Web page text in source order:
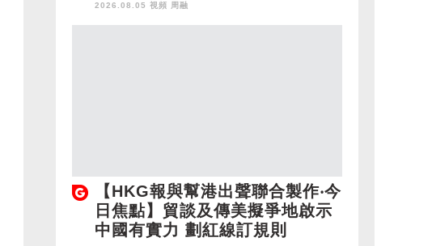
2026.08.05 視頻 周融
【HKG報與幫港出聲聯合製作‧今
日焦點】貿談及傳美擬爭地啟示
中國有實力 劃紅線訂規則